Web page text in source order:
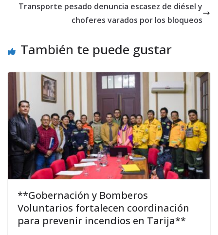
Transporte pesado denuncia escasez de diésel y
choferes varados por los bloqueos
También te puede gustar
**Gobernación y Bomberos
Voluntarios fortalecen coordinación
para prevenir incendios en Tarija**